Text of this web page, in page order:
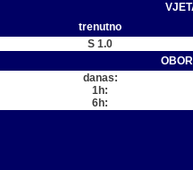
trenutno
S 1.0
danas:
1h:
6h: